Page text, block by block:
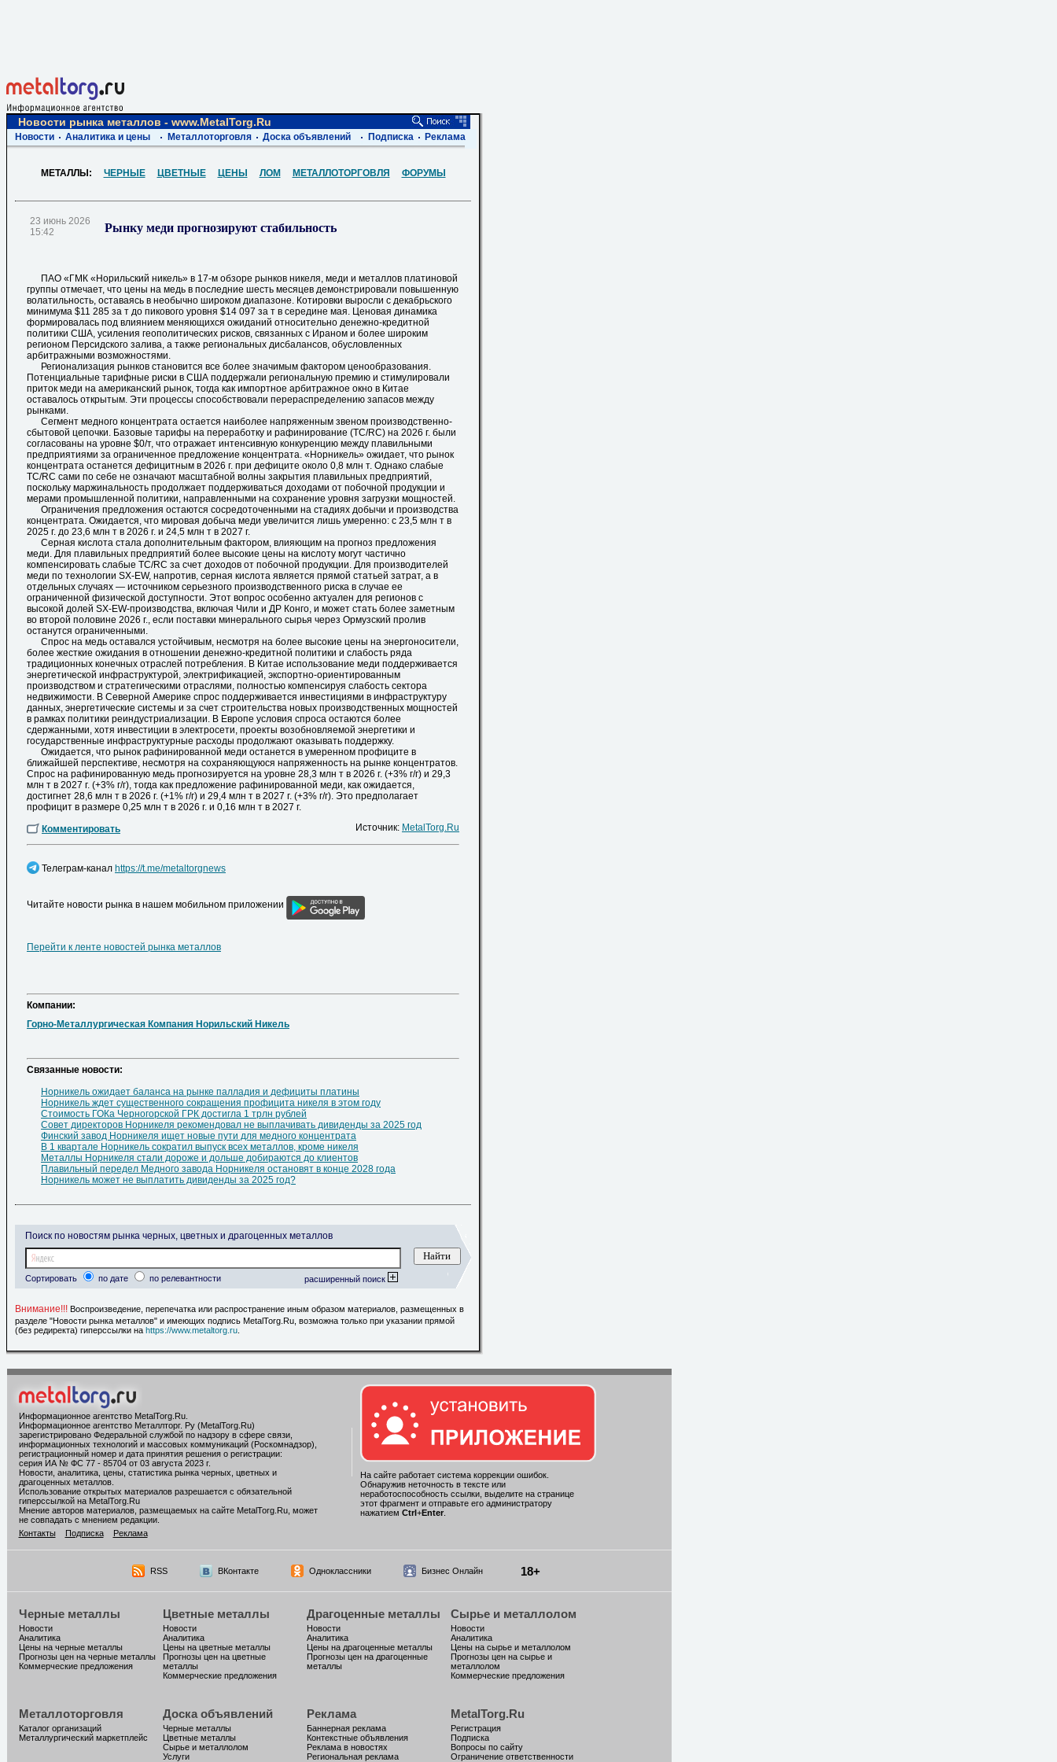
Новости рынка металлов - www.MetalTorg.Ru
Новости Аналитика и цены Металлоторговля Доска объявлений Подписка Реклама
МЕТАЛЛЫ: ЧЕРНЫЕ ЦВЕТНЫЕ ЦЕНЫ ЛОМ МЕТАЛЛОТОРГОВЛЯ ФОРУМЫ
23 июнь 2026
15:42
Рынку меди прогнозируют стабильность
ПАО «ГМК «Норильский никель» в 17-м обзоре рынков никеля, меди и металлов платиновой
группы отмечает, что цены на медь в последние шесть месяцев демонстрировали повышенную
волатильность, оставаясь в необычно широком диапазоне. Котировки выросли с декабрьского
минимума $11 285 за т до пикового уровня $14 097 за т в середине мая. Ценовая динамика
формировалась под влиянием меняющихся ожиданий относительно денежно-кредитной
политики США, усиления геополитических рисков, связанных с Ираном и более широким
регионом Персидского залива, а также региональных дисбалансов, обусловленных
арбитражными возможностями.
Регионализация рынков становится все более значимым фактором ценообразования.
Потенциальные тарифные риски в США поддержали региональную премию и стимулировали
приток меди на американский рынок, тогда как импортное арбитражное окно в Китае
оставалось открытым. Эти процессы способствовали перераспределению запасов между
рынками.
Сегмент медного концентрата остается наиболее напряженным звеном производственно-
сбытовой цепочки. Базовые тарифы на переработку и рафинирование (TC/RC) на 2026 г. были
согласованы на уровне $0/т, что отражает интенсивную конкуренцию между плавильными
предприятиями за ограниченное предложение концентрата. «Норникель» ожидает, что рынок
концентрата останется дефицитным в 2026 г. при дефиците около 0,8 млн т. Однако слабые
TC/RC сами по себе не означают масштабной волны закрытия плавильных предприятий,
поскольку маржинальность продолжает поддерживаться доходами от побочной продукции и
мерами промышленной политики, направленными на сохранение уровня загрузки мощностей.
Ограничения предложения остаются сосредоточенными на стадиях добычи и производства
концентрата. Ожидается, что мировая добыча меди увеличится лишь умеренно: с 23,5 млн т в
2025 г. до 23,6 млн т в 2026 г. и 24,5 млн т в 2027 г.
Серная кислота стала дополнительным фактором, влияющим на прогноз предложения
меди. Для плавильных предприятий более высокие цены на кислоту могут частично
компенсировать слабые TC/RC за счет доходов от побочной продукции. Для производителей
меди по технологии SX-EW, напротив, серная кислота является прямой статьей затрат, а в
отдельных случаях — источником серьезного производственного риска в случае ее
ограниченной физической доступности. Этот вопрос особенно актуален для регионов с
высокой долей SX-EW-производства, включая Чили и ДР Конго, и может стать более заметным
во второй половине 2026 г., если поставки минерального сырья через Ормузский пролив
останутся ограниченными.
Спрос на медь оставался устойчивым, несмотря на более высокие цены на энергоносители,
более жесткие ожидания в отношении денежно-кредитной политики и слабость ряда
традиционных конечных отраслей потребления. В Китае использование меди поддерживается
энергетической инфраструктурой, электрификацией, экспортно-ориентированным
производством и стратегическими отраслями, полностью компенсируя слабость сектора
недвижимости. В Северной Америке спрос поддерживается инвестициями в инфраструктуру
данных, энергетические системы и за счет строительства новых производственных мощностей
в рамках политики реиндустриализации. В Европе условия спроса остаются более
сдержанными, хотя инвестиции в электросети, проекты возобновляемой энергетики и
государственные инфраструктурные расходы продолжают оказывать поддержку.
Ожидается, что рынок рафинированной меди останется в умеренном профиците в
ближайшей перспективе, несмотря на сохраняющуюся напряженность на рынке концентратов.
Спрос на рафинированную медь прогнозируется на уровне 28,3 млн т в 2026 г. (+3% г/г) и 29,3
млн т в 2027 г. (+3% г/г), тогда как предложение рафинированной меди, как ожидается,
достигнет 28,6 млн т в 2026 г. (+1% г/г) и 29,4 млн т в 2027 г. (+3% г/г). Это предполагает
профицит в размере 0,25 млн т в 2026 г. и 0,16 млн т в 2027 г.
Комментировать
Источник: MetalTorg.Ru
Телеграм-канал https://t.me/metaltorgnews
Читайте новости рынка в нашем мобильном приложении
Перейти к ленте новостей рынка металлов
Компании:
Горно-Металлургическая Компания Норильский Никель
Cвязанные новости:
Норникель ожидает баланса на рынке палладия и дефициты платины
Норникель ждет существенного сокращения профицита никеля в этом году
Стоимость ГОКа Черногорской ГРК достигла 1 трлн рублей
Совет директоров Норникеля рекомендовал не выплачивать дивиденды за 2025 год
Финский завод Норникеля ищет новые пути для медного концентрата
В 1 квартале Норникель сократил выпуск всех металлов, кроме никеля
Металлы Норникеля стали дороже и дольше добираются до клиентов
Плавильный передел Медного завода Норникеля остановят в конце 2028 года
Норникель может не выплатить дивиденды за 2025 год?
Поиск по новостям рынка черных, цветных и драгоценных металлов
Сортировать по дате по релевантности расширенный поиск
Внимание!!! Воспроизведение, перепечатка или распространение иным образом материалов, размещенных в
разделе "Новости рынка металлов" и имеющих подпись MetalTorg.Ru, возможна только при указании прямой
(без редиректа) гиперссылки на https://www.metaltorg.ru
Информационное агентство MetalTorg.Ru.
Информационное агентство Металлторг. Ру (MetalTorg.Ru)
зарегистрировано Федеральной службой по надзору в сфере связи,
информационных технологий и массовых коммуникаций (Роскомнадзор),
регистрационный номер и дата принятия решения о регистрации:
серия ИА № ФС 77 - 85704 от 03 августа 2023 г.
Новости, аналитика, цены, статистика рынка черных, цветных и
драгоценных металлов.
Использование открытых материалов разрешается с обязательной
гиперссылкой на MetalTorg.Ru
Мнение авторов материалов, размещаемых на сайте MetalTorg.Ru, может
не совпадать с мнением редакции.
Контакты
Подписка Реклама
На сайте работает система коррекции ошибок.
Обнаружив неточность в тексте или
неработоспособность ссылки, выделите на странице
этот фрагмент и отправьте его администратору
нажатием Ctrl+Enter.
RSS ВКонтакте Одноклассники Бизнес Онлайн 18+
Черные металлы
Новости
Аналитика
Цены на черные металлы
Прогнозы цен на черные металлы
Коммерческие предложения
Цветные металлы
Новости
Аналитика
Цены на цветные металлы
Прогнозы цен на цветные
металлы
Коммерческие предложения
Драгоценные металлы
Новости
Аналитика
Цены на драгоценные металлы
Прогнозы цен на драгоценные
металлы
Сырье и металлолом
Новости
Аналитика
Цены на сырье и металлолом
Прогнозы цен на сырье и
металлолом
Коммерческие предложения
Металлоторговля
Каталог организаций
Металлургический маркетплейс
Доска объявлений
Черные металлы
Цветные металлы
Сырье и металлолом
Услуги
Реклама
Баннерная реклама
Контекстные объявления
Реклама в новостях
Региональная реклама
MetalTorg.Ru
Регистрация
Подписка
Вопросы по сайту
Ограничение ответственности